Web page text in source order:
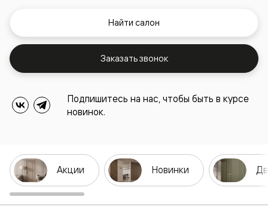
Найти салон
Заказать звонок
Подпишитесь на нас, чтобы быть в курсе
новинок.
Акции Новинки